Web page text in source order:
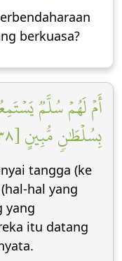
berkuasa?
أَمۡ لَهُمۡ سُلَّمٞ
بِسُلۡطَٰنٖ مُّبِينٍ [٣٨]
tangga (ke
hal yang
yang
itu datang